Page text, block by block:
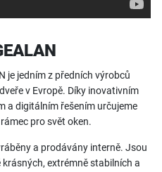
je jedním z předních výrobců
v Evropě. Díky inovativním
a digitálním řešením určujeme
pro svět oken.
a prodávány interně. Jsou
extrémně stabilních a